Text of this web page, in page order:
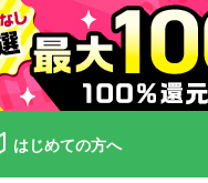
はじめての方へ